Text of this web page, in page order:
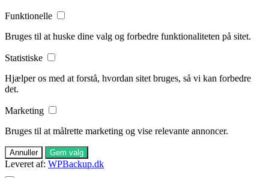
Funktionelle
Bruges til at huske dine valg og forbedre funktionaliteten på sitet.
Statistiske
Hjælper os med at forstå, hvordan sitet bruges, så vi kan forbedre
det.
Marketing
Bruges til at målrette marketing og vise relevante annoncer.
Annuller Gem valg
Leveret af: WPBackup.dk